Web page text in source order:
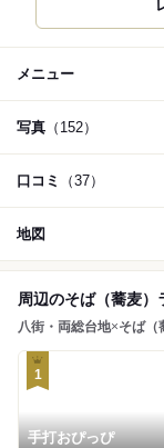
メニュー
写真 （152）
口コミ （37）
地図
周辺のそば（蕎麦）
八街・両総台地×そば（
1
手打おぴっぴ